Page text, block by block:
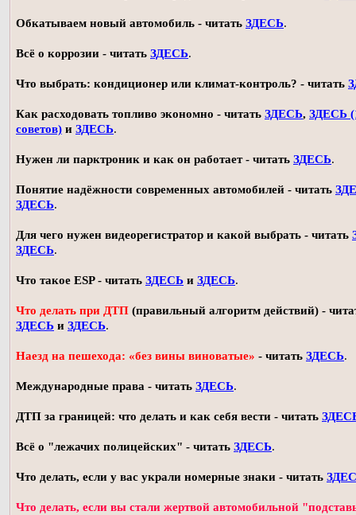
Обкатываем новый автомобиль - читать ЗДЕСЬ.
Всё о коррозии - читать ЗДЕСЬ.
Что выбрать: кондиционер или климат-контроль? - читать
Как расходовать топливо экономно - читать ЗДЕСЬ, ЗДЕСЬ
советов) и ЗДЕСЬ.
Нужен ли парктроник и как он работает - читать ЗДЕСЬ.
Понятие надёжности современных автомобилей - читать
ЗДЕСЬ.
Для чего нужен видеорегистратор и какой выбрать - читать
ЗДЕСЬ.
Что такое ESP - читать ЗДЕСЬ и ЗДЕСЬ.
Что делать при ДТП (правильный алгоритм действий) -
ЗДЕСЬ и ЗДЕСЬ.
Наезд на пешехода: «без вины виноватые» - читать ЗДЕСЬ.
Международные права - читать ЗДЕСЬ.
ДТП за границей: что делать и как себя вести - читать
Всё о "лежачих полицейских" - читать ЗДЕСЬ.
Что делать, если у вас украли номерные знаки - читать
Что делать, если вы стали жертвой автомобильной